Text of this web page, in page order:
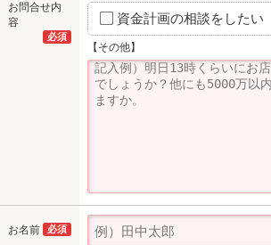
お問合せ内
容
必須
資金計画の相談をしたい
【その他】
お名前 必須